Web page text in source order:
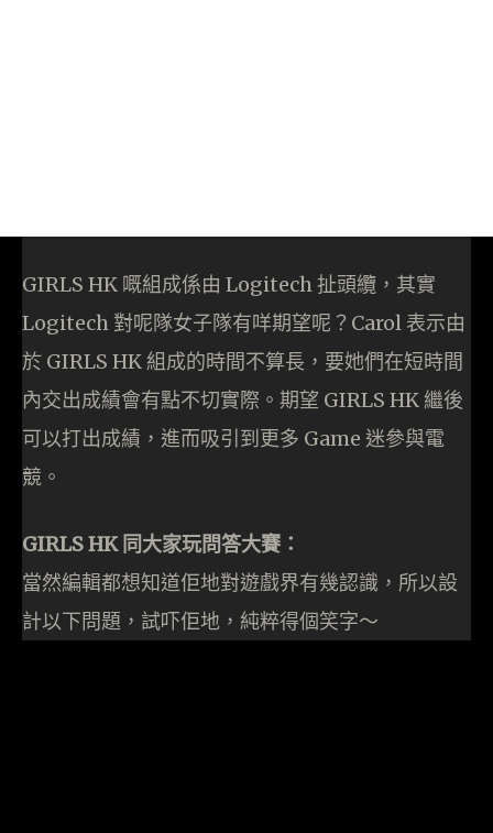
GIRLS HK 嘅組成係由 Logitech 扯頭纜，其實
Logitech 對呢隊女子隊有咩期望呢？Carol 表示由
於 GIRLS HK 組成的時間不算長，要她們在短時間
內交出成績會有點不切實際。期望 GIRLS HK 繼後
可以打出成績，進而吸引到更多 Game 迷參與電
競。
GIRLS HK 同大家玩問答大賽：
當然編輯都想知道佢地對遊戲界有幾認識，所以設
計以下問題，試吓佢地，純粹得個笑字～